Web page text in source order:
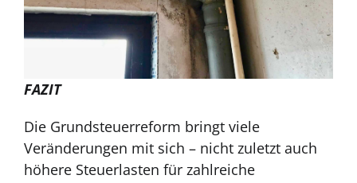
FAZIT
Die Grundsteuerreform bringt viele
Veränderungen mit sich – nicht zuletzt auch
höhere Steuerlasten für zahlreiche